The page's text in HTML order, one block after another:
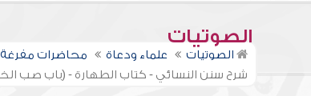
الصوتيات
الصوتيات علماء ودعاة محاضرات مفرغة
شرح سنن النسائي - كتاب الطهارة - (باب صب